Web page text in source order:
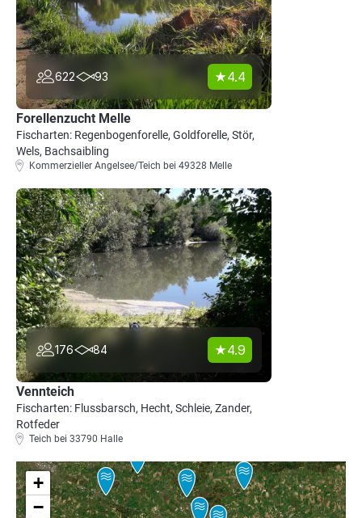
622 93 4.4
Forellenzucht Melle
Fischarten: Regenbogenforelle, Goldforelle, Stör,
Wels, Bachsaibling
Kommerzieller Angelsee/Teich bei 49328 Melle
176 84 4.9
Vennteich
Fischarten: Flussbarsch, Hecht, Schleie, Zander,
Rotfeder
Teich bei 33790 Halle
+
−